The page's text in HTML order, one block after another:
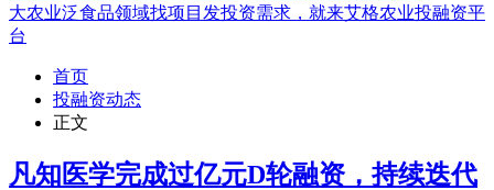
大农业泛食品领域找项目发投资需求，就来艾格农业投融资平
台
首页
投融资动态
正文
凡知医学完成过亿元D轮融资，持续迭代